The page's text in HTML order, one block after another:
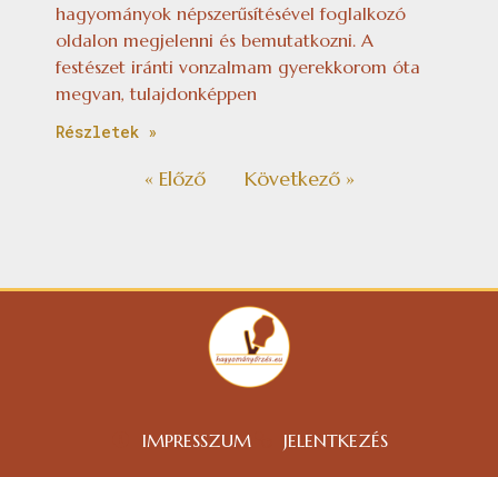
hagyományok népszerűsítésével foglalkozó
oldalon megjelenni és bemutatkozni. A
festészet iránti vonzalmam gyerekkorom óta
megvan, tulajdonképpen
Részletek »
« Előző Következő »
IMPRESSZUM JELENTKEZÉS